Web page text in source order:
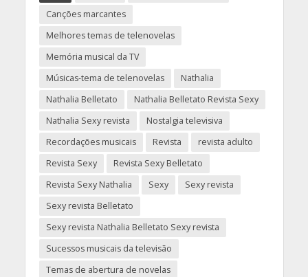
Canções marcantes
Melhores temas de telenovelas
Memória musical da TV
Músicas-tema de telenovelas
Nathalia
Nathalia Belletato
Nathalia Belletato Revista Sexy
Nathalia Sexy revista
Nostalgia televisiva
Recordações musicais
Revista
revista adulto
Revista Sexy
Revista Sexy Belletato
Revista Sexy Nathalia
Sexy
Sexy revista
Sexy revista Belletato
Sexy revista Nathalia Belletato Sexy revista
Sucessos musicais da televisão
Temas de abertura de novelas